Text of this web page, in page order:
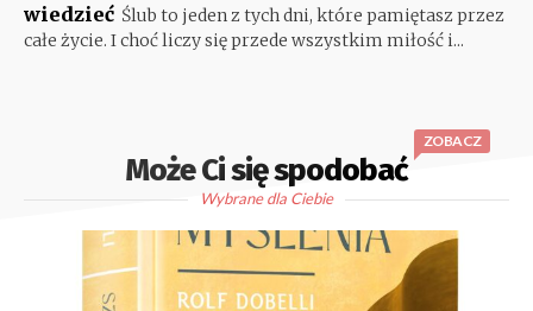
wiedzieć Ślub to jeden z tych dni, które pamiętasz przez
całe życie. I choć liczy się przede wszystkim miłość i...
Może Ci się spodobać
ZOBACZ
Wybrane dla Ciebie